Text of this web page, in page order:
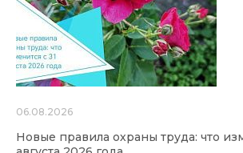
06.08.2026
Новые правила охраны труда: что